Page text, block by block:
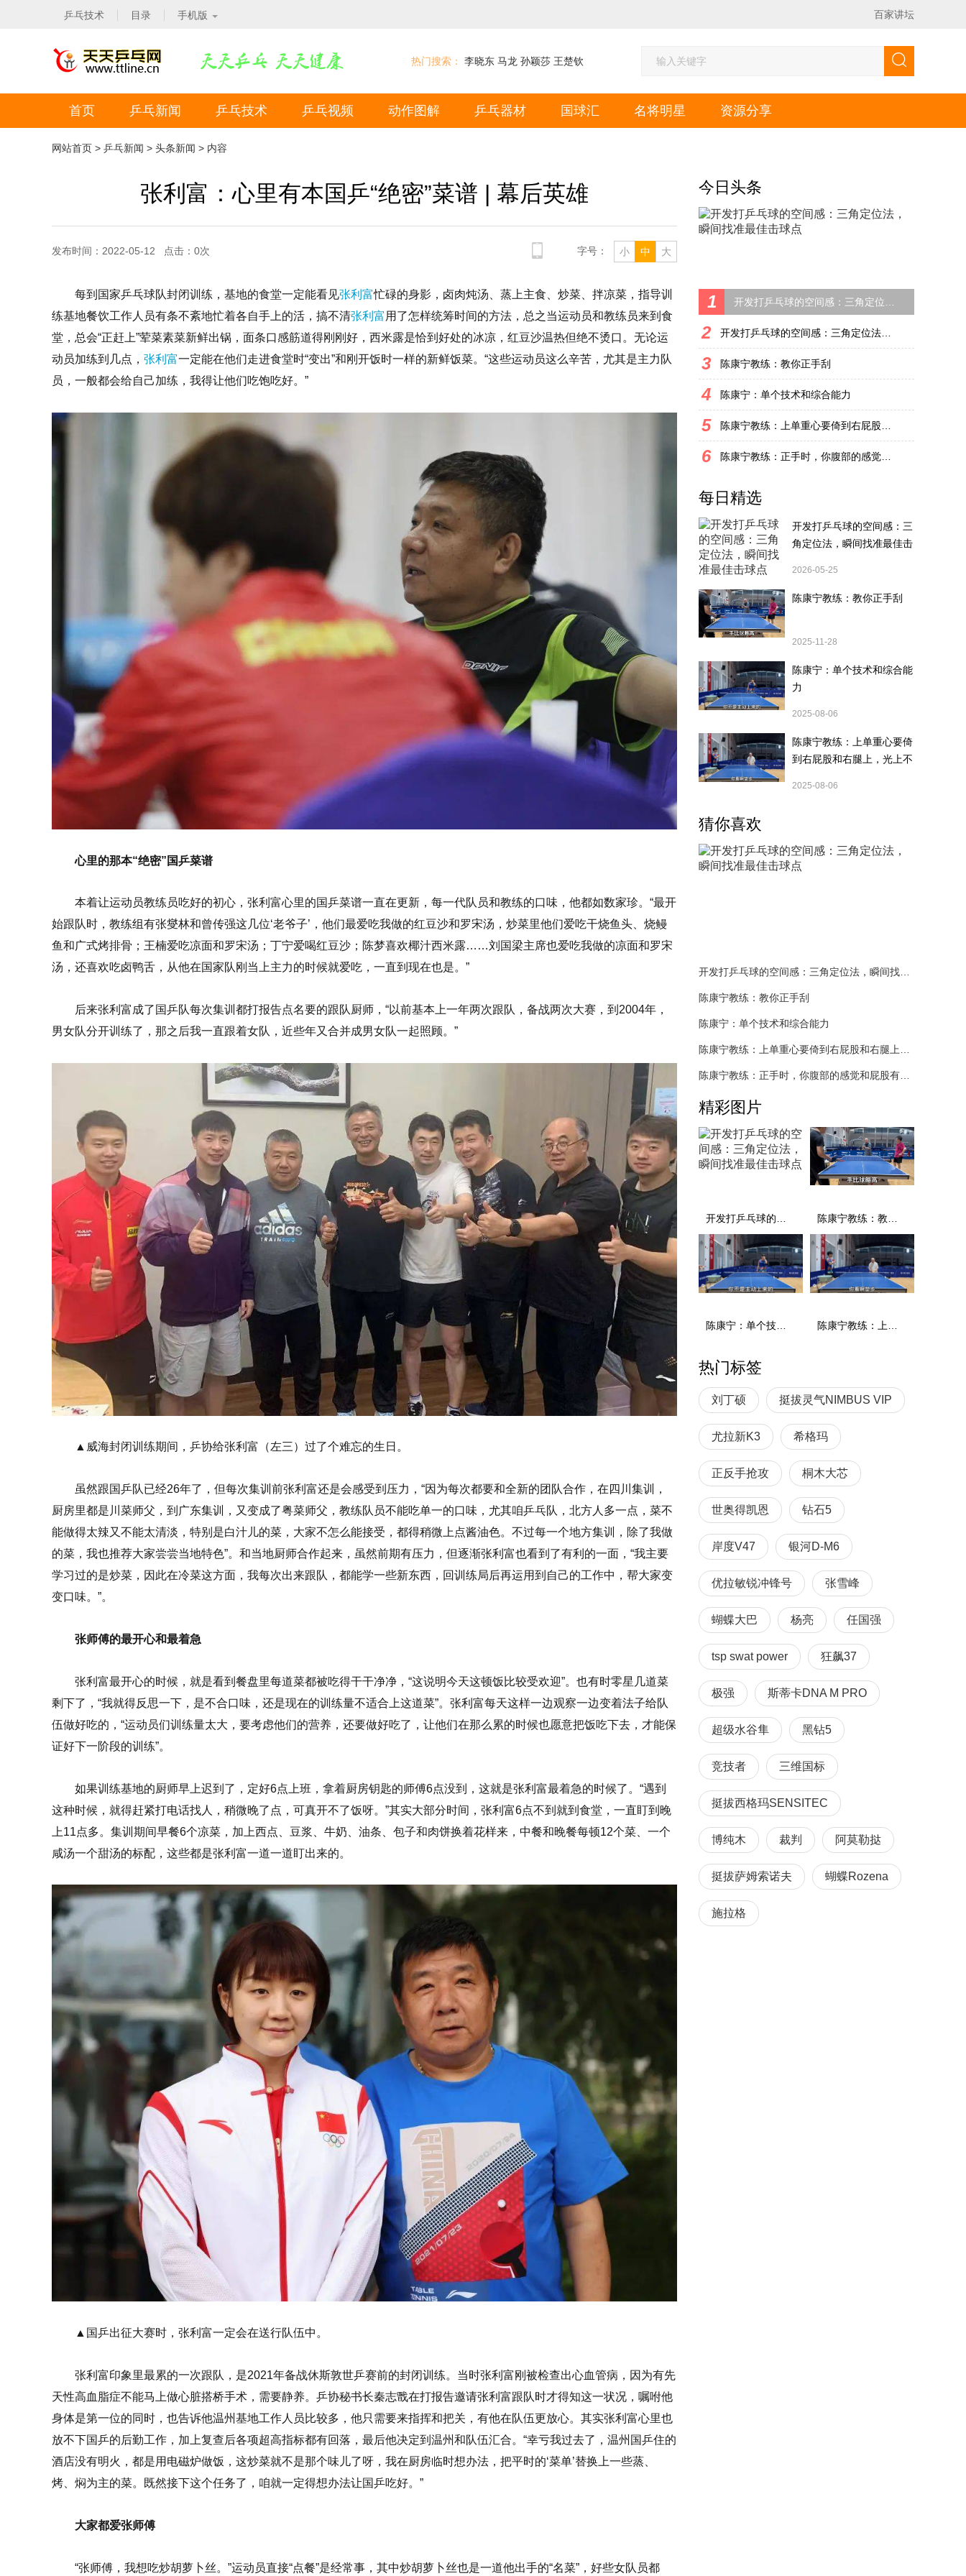
乒乓技术 目录 手机版 百家讲坛
热门搜索： 李晓东 马龙 孙颖莎 王楚钦
首页 乒乓新闻 乒乓技术 乒乓视频 动作图解 乒乓器材 国球汇 名将明星 资源分享
网站首页 > 乒乓新闻 > 头条新闻 > 内容
张利富：心里有本国乒“绝密”菜谱 | 幕后英雄
发布时间：2022-05-12 点击： 0次 小 中 大
字号：
每到国家乒乓球队封闭训练，基地的食堂一定能看见张利富忙碌的身影，卤肉炖汤、蒸上主食、炒菜、拌凉菜，指导训
练基地餐饮工作人员有条不紊地忙着各自手上的活，搞不清张利富 用了怎样统筹时间的方法，总之当运动员和教练员来到食
堂，总会“正赶上”荤菜素菜新鲜出锅，面条口感筋道得刚刚好，西米露是恰到好处的冰凉，红豆沙温热但绝不烫口。无论运
动员加练到几点， 张利富一定能在他们走进食堂时“变出”和刚开饭时一样的新鲜饭菜。“这些运动员这么辛苦，尤其是主力队
员，一般都会给自己加练，我得让他们吃饱吃好。”
心里的那本“绝密”国乒菜谱
本着让运动员教练员吃好的初心，张利富心里的国乒菜谱一直在更新，每一代队员和教练的口味，他都如数家珍。“最开
始跟队时，教练组有张燮林和曾传强这几位‘老爷子’，他们最爱吃我做的红豆沙和罗宋汤，炒菜里他们爱吃干烧鱼头、烧鳗
鱼和广式烤排骨；王楠爱吃凉面和罗宋汤；丁宁爱喝红豆沙；陈梦喜欢椰汁西米露……刘国梁主席也爱吃我做的凉面和罗宋
汤，还喜欢吃卤鸭舌，从他在国家队刚当上主力的时候就爱吃，一直到现在也是。”
后来张利富成了国乒队每次集训都打报告点名要的跟队厨师，“以前基本上一年两次跟队，备战两次大赛，到2004年，
男女队分开训练了，那之后我一直跟着女队，近些年又合并成男女队一起照顾。”
▲威海封闭训练期间，乒协给张利富（左三）过了个难忘的生日。
虽然跟国乒队已经26年了，但每次集训前张利富还是会感受到压力，“因为每次都要和全新的团队合作，在四川集训，
厨房里都是川菜师父，到广东集训，又变成了粤菜师父，教练队员不能吃单一的口味，尤其咱乒乓队，北方人多一点，菜不
能做得太辣又不能太清淡，特别是白汁儿的菜，大家不怎么能接受，都得稍微上点酱油色。不过每一个地方集训，除了我做
的菜，我也推荐大家尝尝当地特色”。和当地厨师合作起来，虽然前期有压力，但逐渐张利富也看到了有利的一面，“我主要
学习过的是炒菜，因此在冷菜这方面，我每次出来跟队，都能学一些新东西，回训练局后再运用到自己的工作中，帮大家变
变口味。”。
张师傅的最开心和最着急
张利富最开心的时候，就是看到餐盘里每道菜都被吃得干干净净，“这说明今天这顿饭比较受欢迎”。也有时零星几道菜
剩下了，“我就得反思一下，是不合口味，还是现在的训练量不适合上这道菜”。张利富每天这样一边观察一边变着法子给队
伍做好吃的，“运动员们训练量太大，要考虑他们的营养，还要做好吃了，让他们在那么累的时候也愿意把饭吃下去，才能保
证好下一阶段的训练”。
如果训练基地的厨师早上迟到了，定好6点上班，拿着厨房钥匙的师傅6点没到，这就是张利富最着急的时候了。“遇到
这种时候，就得赶紧打电话找人，稍微晚了点，可真开不了饭呀。”其实大部分时间，张利富6点不到就到食堂，一直盯到晚
上11点多。集训期间早餐6个凉菜，加上西点、豆浆、牛奶、油条、包子和肉饼换着花样来，中餐和晚餐每顿12个菜、一个
咸汤一个甜汤的标配，这些都是张利富一道一道盯出来的。
▲国乒出征大赛时，张利富一定会在送行队伍中。
张利富印象里最累的一次跟队，是2021年备战休斯敦世乒赛前的封闭训练。当时张利富刚被检查出心血管病，因为有先
天性高血脂症不能马上做心脏搭桥手术，需要静养。乒协秘书长秦志戬在打报告邀请张利富跟队时才得知这一状况，嘱咐他
身体是第一位的同时，也告诉他温州基地工作人员比较多，他只需要来指挥和把关，有他在队伍更放心。其实张利富心里也
放不下国乒的后勤工作，加上复查后各项超高指标都有回落，最后他决定到温州和队伍汇合。“幸亏我过去了，温州国乒住的
酒店没有明火，都是用电磁炉做饭，这炒菜就不是那个味儿了呀，我在厨房临时想办法，把平时的‘菜单’替换上一些蒸、
烤、焖为主的菜。既然接下这个任务了，咱就一定得想办法让国乒吃好。”
大家都爱张师傅
“张师傅，我想吃炒胡萝卜丝。”运动员直接“点餐”是经常事，其中炒胡萝卜丝也是一道他出手的“名菜”，好些女队员都
今日头条
1
2
3 陈康宁教练：教你正手刮
4 陈康宁：单个技术和综合能力
5
6
每日精选
开发打乒乓球的空间感：三
角定位法，瞬间找准最佳击
2026-05-25
陈康宁教练：教你正手刮
2025-11-28
陈康宁：单个技术和综合能
力
2025-08-06
陈康宁教练：上单重心要倚
到右屁股和右腿上，光上不
2025-08-06
猜你喜欢
陈康宁教练：教你正手刮
陈康宁：单个技术和综合能力
精彩图片
热门标签
刘丁硕 挺拔灵气NIMBUS VIP
尤拉新K3 希格玛
正反手抢攻 桐木大芯
世奥得凯恩 钻石5
岸度V47 银河D-M6
优拉敏锐冲锋号 张雪峰
蝴蝶大巴 杨亮 任国强
tsp swat power 狂飙37
极强 斯蒂卡DNA M PRO
超级水谷隼 黑钻5
竞技者 三维国标
挺拔西格玛SENSITEC
博纯木 裁判 阿莫勒挞
挺拔萨姆索诺夫 蝴蝶Rozena
施拉格